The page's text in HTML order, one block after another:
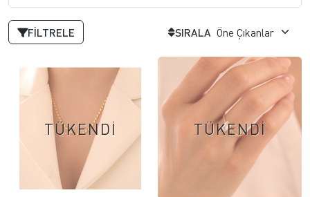
FILTRELE SIRALA
TÜKENDİ TÜKENDİ